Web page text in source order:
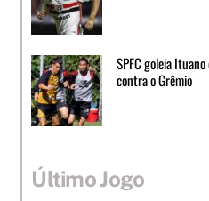
SPFC goleia
contra o Grêmio
Último Jogo